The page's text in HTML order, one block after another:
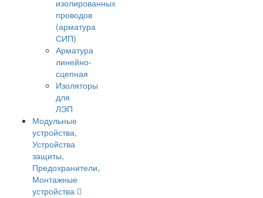
изолированных
проводов
(арматура
СИП)
Арматура
линейно-
сцепная
Изоляторы
для
ЛЭП
Модульные
устройства,
Устройства
защиты,
Предохранители,
Монтажные
устройства